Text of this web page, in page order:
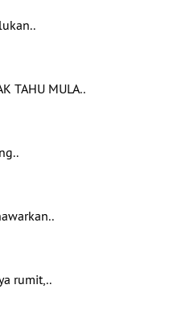
TAHU MULA..
rumit,..